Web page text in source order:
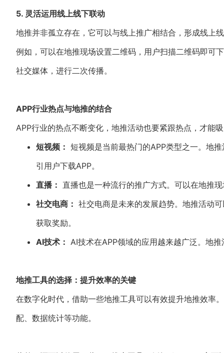
5. 灵活运用线上线下联动
地推并非孤立存在，它可以与线上推广相结合，形成线上
例如，可以在地推现场设置二维码，用户扫描二维码即可
社交媒体，进行二次传播。
APP行业热点与地推的结合
APP行业的热点不断变化，地推活动也要紧跟热点，才能
短视频： 短视频是当前最热门的APP类型之一。地
引用户下载APP。
直播： 直播也是一种流行的推广方式。可以在地推
社交电商： 社交电商是未来的发展趋势。地推活动
获取奖励。
AI技术： AI技术在APP领域的应用越来越广泛。地
地推工具的选择：提升效率的关键
在数字化时代，借助一些地推工具可以有效提升地推效率
配、数据统计等功能。